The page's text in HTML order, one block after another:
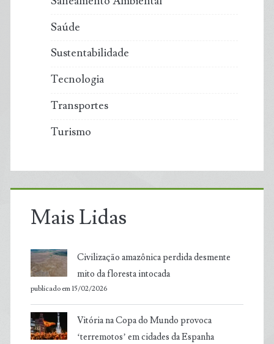
Saúde
Sustentabilidade
Tecnologia
Transportes
Turismo
Mais Lidas
Civilização amazônica perdida desmente
mito da floresta intocada
publicado em 15/02/2026
Vitória na Copa do Mundo provoca
‘terremotos’ em cidades da Espanha